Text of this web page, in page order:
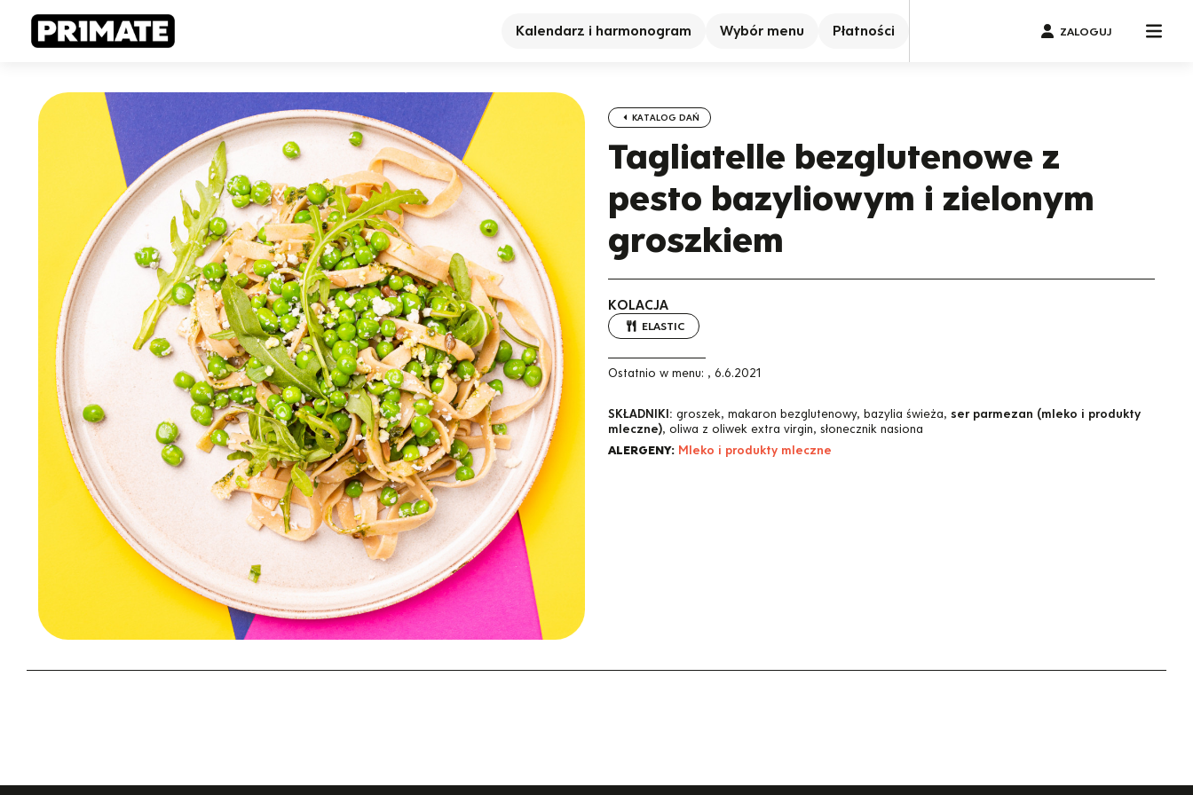
Kalendarz i harmonogram Wybór menu Płatności ZALOGUJ
KATALOG DAŃ
Tagliatelle bezglutenowe z
pesto bazyliowym i zielonym
groszkiem
KOLACJA
ELASTIC
Ostatnio w menu: , 6.6.2021
SKŁADNIKI: groszek, makaron bezglutenowy, bazylia świeża, ser parmezan (mleko i produkty
mleczne), oliwa z oliwek extra virgin, słonecznik nasiona
ALERGENY: Mleko i produkty mleczne